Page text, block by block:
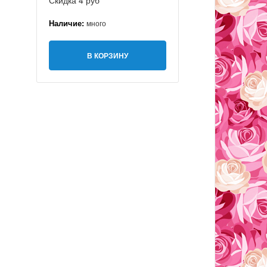
Наличие: много
В КОРЗИНУ